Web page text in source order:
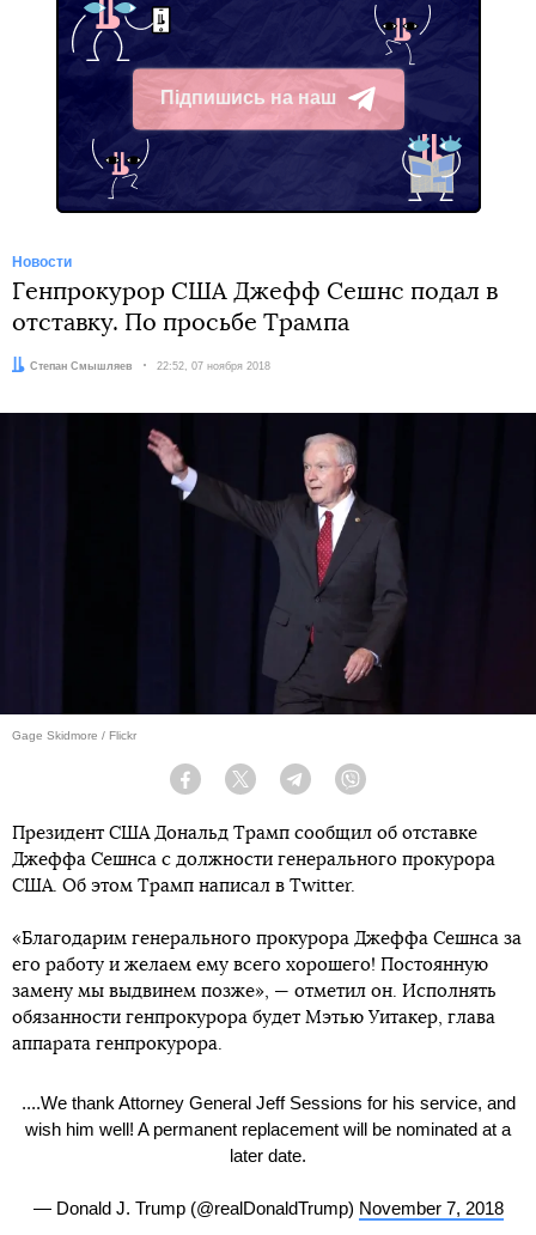
Підпишись на наш
Telegram
Новости
Генпрокурор США Джефф Сешнс подал в
отставку. По просьбе Трампа
Автор:
Степан Смышляев Дата:
22:52, 07 ноября 2018
Gage Skidmore / Flickr
Facebook Twitter Telegram
Президент США Дональд Трамп сообщил об отставке
Джеффа Сешнса с должности генерального прокурора
США. Об этом Трамп написал в Twitter.
«Благодарим генерального прокурора Джеффа Сешнса за
его работу и желаем ему всего хорошего! Постоянную
замену мы выдвинем позже», — отметил он. Исполнять
обязанности генпрокурора будет Мэтью Уитакер, глава
аппарата генпрокурора.
....We thank Attorney General Jeff Sessions for his service, and
wish him well! A permanent replacement will be nominated at a
later date.
— Donald J. Trump (@realDonaldTrump) November 7, 2018